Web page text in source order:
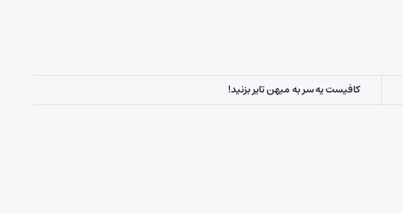
کافیست یه سر به میهن تایر بزنید!